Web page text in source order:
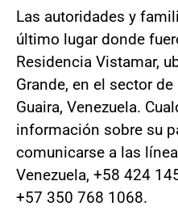
Las autoridades y
último lugar donde
Residencia Vistamar,
Grande, en el sector
Guaira, Venezuela.
información sobre su
comunicarse a las
Venezuela, +58 424
+57 350 768 1068.